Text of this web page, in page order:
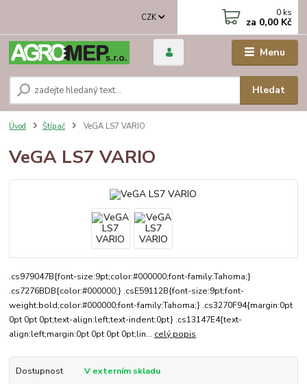
Menu
CZK
Hledat
0 ks
za 0,00 Kč
Úvod Štípač VeGA LS7 VARIO
VeGA LS7 VARIO
.cs979047B{font-size:9pt;color:#000000;font-family:Tahoma;}
.cs7276BDB{color:#000000;} .csE59112B{font-size:9pt;font-
weight:bold;color:#000000;font-family:Tahoma;} .cs3270F94{margin:0pt
0pt 0pt 0pt;text-align:left;text-indent:0pt} .cs13147E4{text-
align:left;margin:0pt 0pt 0pt 0pt;lin... celý popis
Dostupnost
V externím skladu